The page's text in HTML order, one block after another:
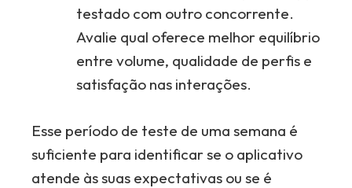
testado com outro concorrente.
Avalie qual oferece melhor equilíbrio
entre volume, qualidade de perfis e
satisfação nas interações.
Esse período de teste de uma semana é
suficiente para identificar se o aplicativo
atende às suas expectativas ou se é